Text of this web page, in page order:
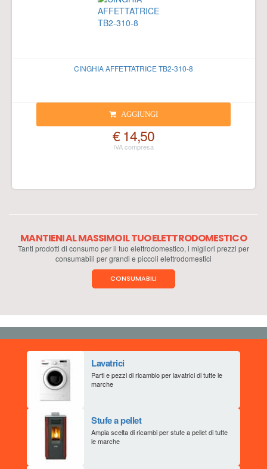
CINGHIA AFFETTATRICE TB2-310-8
AGGIUNGI
€ 14,50
MANTIENI AL MASSIMO IL TUO ELETTRODOMESTICO
Tanti prodotti di consumo per il tuo elettrodomestico, i migliori prezzi per
consumabili per grandi e piccoli elettrodomestici
CONSUMABILI
Lavatrici
Parti e pezzi di ricambio per lavatrici di tutte le
marche
Stufe a pellet
Ampia scelta di ricambi per stufe a pellet di tutte
le marche